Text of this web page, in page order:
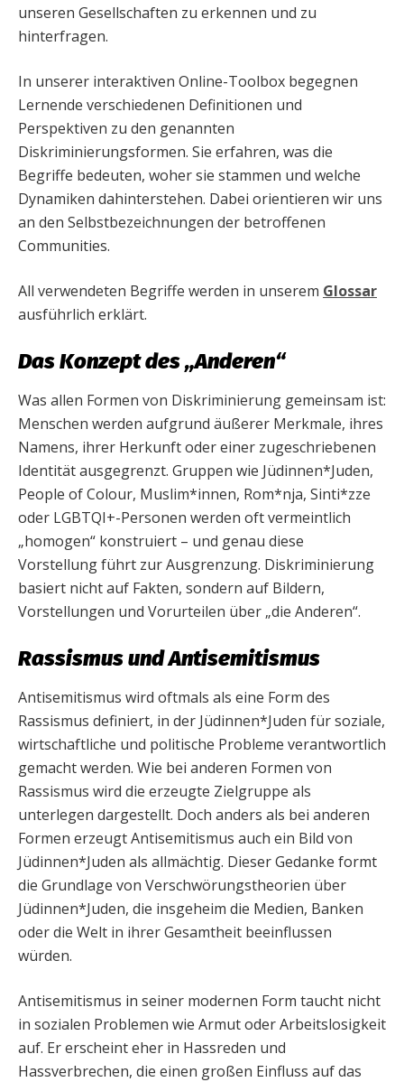
unseren Gesellschaften zu erkennen und zu
hinterfragen.
In unserer interaktiven Online-Toolbox begegnen
Lernende verschiedenen Definitionen und
Perspektiven zu den genannten
Diskriminierungsformen. Sie erfahren, was die
Begriffe bedeuten, woher sie stammen und welche
Dynamiken dahinterstehen. Dabei orientieren wir uns
an den Selbstbezeichnungen der betroffenen
Communities.
All verwendeten Begriffe werden in unserem Glossar
ausführlich erklärt.
Das Konzept des „Anderen“
Was allen Formen von Diskriminierung gemeinsam ist:
Menschen werden aufgrund äußerer Merkmale, ihres
Namens, ihrer Herkunft oder einer zugeschriebenen
Identität ausgegrenzt. Gruppen wie Jüdinnen*Juden,
People of Colour, Muslim*innen, Rom*nja, Sinti*zze
oder LGBTQI+-Personen werden oft vermeintlich
„homogen“ konstruiert – und genau diese
Vorstellung führt zur Ausgrenzung. Diskriminierung
basiert nicht auf Fakten, sondern auf Bildern,
Vorstellungen und Vorurteilen über „die Anderen“.
Rassismus und Antisemitismus
Antisemitismus wird oftmals als eine Form des
Rassismus definiert, in der Jüdinnen*Juden für soziale,
wirtschaftliche und politische Probleme verantwortlich
gemacht werden. Wie bei anderen Formen von
Rassismus wird die erzeugte Zielgruppe als
unterlegen dargestellt. Doch anders als bei anderen
Formen erzeugt Antisemitismus auch ein Bild von
Jüdinnen*Juden als allmächtig. Dieser Gedanke formt
die Grundlage von Verschwörungstheorien über
Jüdinnen*Juden, die insgeheim die Medien, Banken
oder die Welt in ihrer Gesamtheit beeinflussen
würden.
Antisemitismus in seiner modernen Form taucht nicht
in sozialen Problemen wie Armut oder Arbeitslosigkeit
auf. Er erscheint eher in Hassreden und
Hassverbrechen, die einen großen Einfluss auf das